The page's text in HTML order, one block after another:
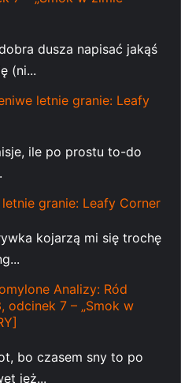
dusza napisać jakąś
(ni...
letnie granie: Leafy
ile po prostu to-do
granie: Leafy Corner
kojarzą mi się trochę
Analizy: Ród
odcinek 7 – „Smok w
bo czasem sny to po
jeż...